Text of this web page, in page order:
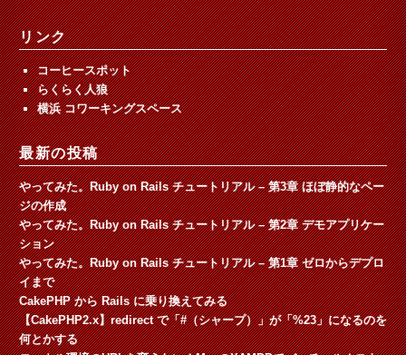
リンク
コーヒースポット
らくらく人狼
横浜 コワーキングスペース
最新の投稿
やってみた。Ruby on Rails チュートリアル – 第3章 ほぼ静的なペー
ジの作成
やってみた。Ruby on Rails チュートリアル – 第2章 デモアプリケー
ション
やってみた。Ruby on Rails チュートリアル – 第1章 ゼロからデプロ
イまで
CakePHP から Rails に乗り換えてみる
【CakePHP2.x】redirect で「#（シャープ）」が「%23」になるのを
何とかする